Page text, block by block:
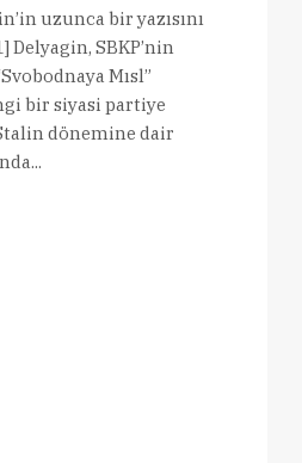
uzunca bir yazısını
SBKP’nin
Mısl”
bir siyasi partiye
dönemine dair